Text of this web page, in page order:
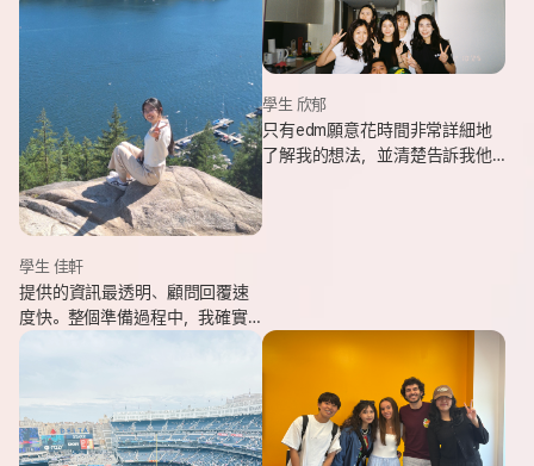
學生 佳軒
提供的資訊最透明、顧問回覆速
度快。整個準備過程中，我確實
也感受到edm的用心與專業。抵
學生 欣郁
只有edm願意花時間非常詳細地
了解我的想法，並清楚告訴我他